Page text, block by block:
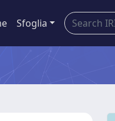
Sfoglia